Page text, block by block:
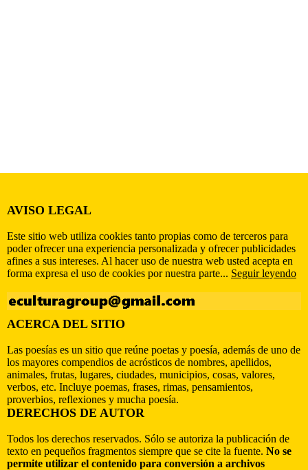
AVISO LEGAL
Este sitio web utiliza cookies tanto propias como de terceros para
poder ofrecer una experiencia personalizada y ofrecer publicidades
afines a sus intereses. Al hacer uso de nuestra web usted acepta en
forma expresa el uso de cookies por nuestra parte... Seguir leyendo
ACERCA DEL SITIO
Las poesías es un sitio que reúne poetas y poesía, además de uno de
los mayores compendios de acrósticos de nombres, apellidos,
animales, frutas, lugares, ciudades, municipios, cosas, valores,
verbos, etc. Incluye poemas, frases, rimas, pensamientos,
proverbios, reflexiones y mucha poesía.
DERECHOS DE AUTOR
Todos los derechos reservados. Sólo se autoriza la publicación de
texto en pequeños fragmentos siempre que se cite la fuente. No se
permite utilizar el contenido para conversión a archivos